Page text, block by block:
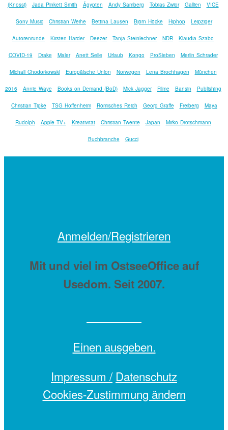
(Knossi) Jada Pinkett Smith Ägypten Andy Samberg Tobias Zwior Gallien VICE
Sony Music Christian Weihe Bettina Lausen Björn Höcke Hiphop Leipziger
Autorenrunde Kirsten Harder Deezer Tanja Steinlechner NDR Klaudia Szabo
COVID-19 Drake Maler Anett Selle Urlaub Kongo ProSieben Merlin Schrader
Michail Chodorkowski Europäische Union Norwegen Lena Brochhagen München
2016 Annie Waye Books on Demand (BoD) Mick Jagger Filme Bansin Publishing
Christian Tipke TSG Hoffenheim Römisches Reich Georg Graffe Freiberg Maya
Rudolph Apple TV+ Kreativität Christian Twente Japan Mirko Drotschmann
Buchbranche Gucci
Anmelden/Registrieren
Mit und viel im OstseeOffice auf
Usedom. Seit 2007.
Einen ausgeben.
Impressum / Datenschutz
Cookies-Zustimmung ändern